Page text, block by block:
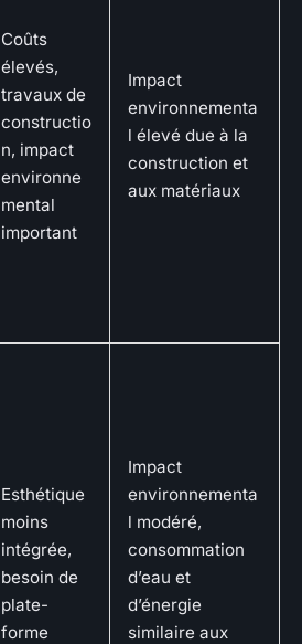
Coûts
élevés,
travaux de
constructio
n, impact
environne
mental
important
Impact
environnementa
l élevé due à la
construction et
aux matériaux
Esthétique
moins
intégrée,
besoin de
plate-
forme
Impact
environnementa
l modéré,
consommation
d’eau et
d’énergie
similaire aux